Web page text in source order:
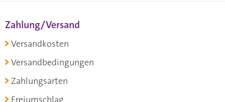
Zahlung/Versand
Versandkosten
Versandbedingungen
Zahlungsarten
Freiumschlag